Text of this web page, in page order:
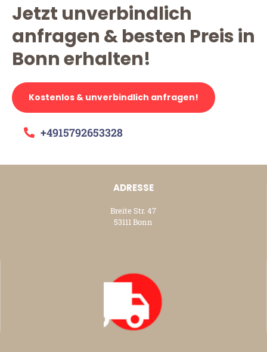
Jetzt unverbindlich
anfragen & besten Preis in
Bonn erhalten!
Kostenlos & unverbindlich anfragen!
+4915792653328
ADRESSE
Breite Str. 47
53111 Bonn